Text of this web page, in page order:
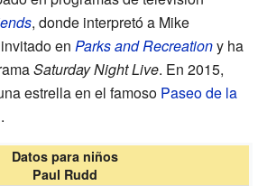
, donde interpretó a Mike
en Parks and Recreationy ha
Saturday Night Live. En 2015,
estrella en el famoso Paseo de la
.
Datos para niños
Paul Rudd